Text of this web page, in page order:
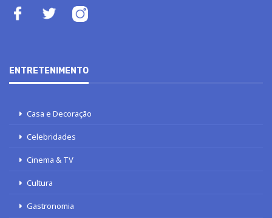
ENTRETENIMENTO
Casa e Decoração
Celebridades
Cinema & TV
Cultura
Gastronomia